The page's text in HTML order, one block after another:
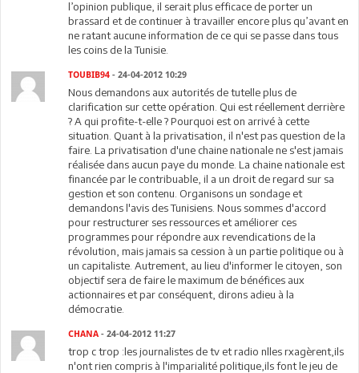
l’opinion publique, il serait plus efficace de porter un
brassard et de continuer à travailler encore plus qu’avant en
ne ratant aucune information de ce qui se passe dans tous
les coins de la Tunisie.
TOUBIB94 - 24-04-2012 10:29
Nous demandons aux autorités de tutelle plus de
clarification sur cette opération. Qui est réellement derrière
? A qui profite-t-elle ? Pourquoi est on arrivé à cette
situation. Quant à la privatisation, il n'est pas question de la
faire. La privatisation d'une chaine nationale ne s'est jamais
réalisée dans aucun paye du monde. La chaine nationale est
financée par le contribuable, il a un droit de regard sur sa
gestion et son contenu. Organisons un sondage et
demandons l'avis des Tunisiens. Nous sommes d'accord
pour restructurer ses ressources et améliorer ces
programmes pour répondre aux revendications de la
révolution, mais jamais sa cession à un partie politique ou à
un capitaliste. Autrement, au lieu d'informer le citoyen, son
objectif sera de faire le maximum de bénéfices aux
actionnaires et par conséquent, dirons adieu à la
démocratie.
CHANA - 24-04-2012 11:27
trop c trop :les journalistes de tv et radio nlles rxagèrent,ils
n'ont rien compris à l'imparialité politique,ils font le jeu de